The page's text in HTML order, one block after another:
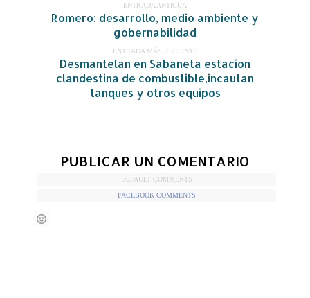
ENTRADA ANTIGUA
Romero: desarrollo, medio ambiente y
gobernabilidad
ENTRADA MÁS RECIENTE
Desmantelan en Sabaneta estacion
clandestina de combustible,incautan
tanques y otros equipos
PUBLICAR UN COMENTARIO
DEFAULT COMMENTS
FACEBOOK COMMENTS